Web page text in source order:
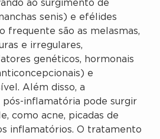
ao surgimento de
senis) e efélides
frequente são as melasmas,
e irregulares,
genéticos, hormonais
e
Além disso, a
pós-inflamatória pode surgir
como acne, picadas de
inflamatórios. O tratamento